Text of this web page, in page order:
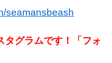
seamansbeash
タグラムです！「フォ